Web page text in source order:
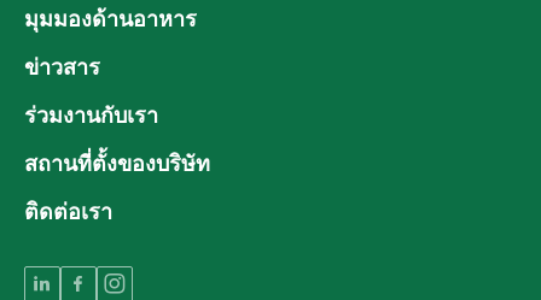
มุมมองด้านอาหาร
ข่าวสาร
ร่วมงานกับเรา
สถานที่ตั้งของบริษัท
ติดต่อเรา